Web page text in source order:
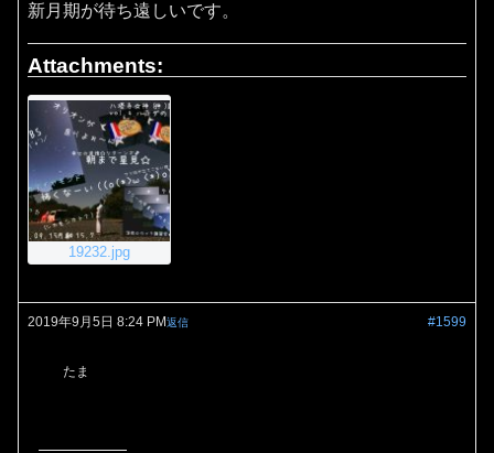
新月期が待ち遠しいです。
Attachments:
19232.jpg
2019年9月5日 8:24 PM #1599
返信
たま